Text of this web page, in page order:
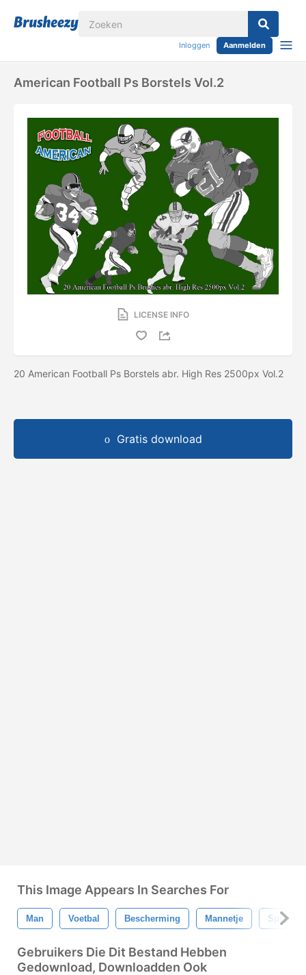
Inloggen Aanmelden
American Football Ps Borstels Vol.2
LICENSE INFO
20 American Football Ps Borstels abr. High Res 2500px Vol.2
Gratis download
This Image Appears In Searches For
Man Voetbal Bescherming Mannetje Spel
Gebruikers Die Dit Bestand Hebben
Gedownload, Downloadden Ook